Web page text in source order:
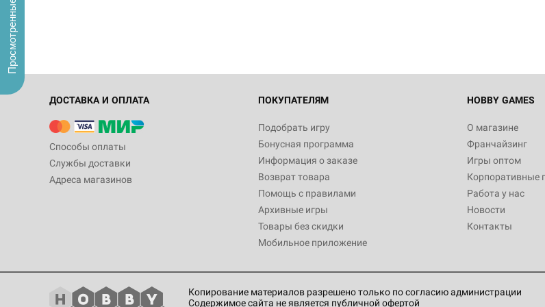
ДОСТАВКА И ОПЛАТА
Способы оплаты
Службы доставки
Адреса магазинов
ПОКУПАТЕЛЯМ
Подобрать игру
Бонусная программа
Информация о заказе
Возврат товара
Помощь с правилами
Архивные игры
Товары без скидки
Мобильное приложение
HOBBY GAMES
О магазине
Франчайзинг
Игры оптом
Корпоративные
Работа у нас
Новости
Контакты
Копирование материалов разрешено только по согласию администрации
Содержимое сайта не является публичной офертой
Просмотренные
Белая смерть
12 990
Настольная
3 490